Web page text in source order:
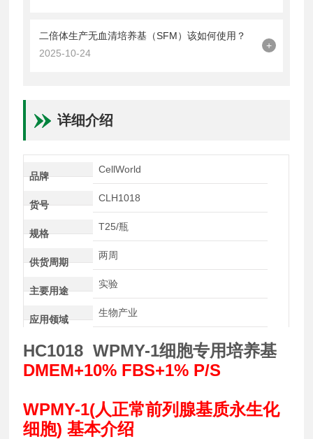
二倍体生产无血清培养基（SFM）该如何使用？
2025-10-24
+
详细介绍
品牌
CellWorld
货号
CLH1018
规格
T25/瓶
供货周期
两周
主要用途
实验
应用领域
生物产业
HC1018 WPMY-1细胞专用培养基
DMEM+10% FBS+1% P/S
WPMY-1(人正常前列腺基质永生化
细胞) 基本介绍